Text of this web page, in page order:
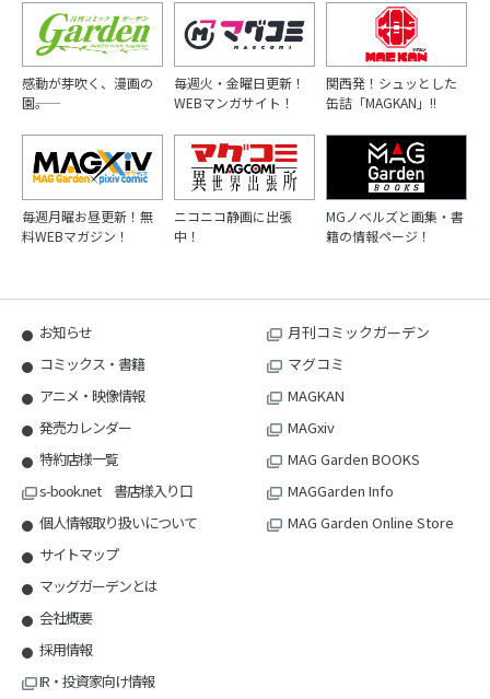
感動が芽吹く、漫画の
園――。
毎週火・金曜日更新！
WEBマンガサイト！
関西発！シュッとした
缶詰「MAGKAN」!!
毎週月曜お昼更新！無
料WEBマガジン！
ニコニコ静画に出張
中！
MGノベルズと画集・書
籍の情報ページ！
お知らせ
コミックス・書籍
アニメ・映像情報
発売カレンダー
特約店様一覧
s-book.net 書店様入り口
個人情報取り扱いについて
サイトマップ
マッグガーデンとは
会社概要
採用情報
IR・投資家向け情報
月刊コミックガーデン
マグコミ
MAGKAN
MAGxiv
MAG Garden BOOKS
MAGGarden Info
MAG Garden Online Store